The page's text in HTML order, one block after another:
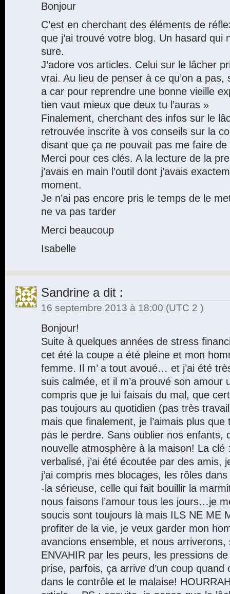
Bonjour
C’est en cherchant des éléments de
que j’ai trouvé votre blog. Un hasard qui
sure.
J’adore vos articles. Celui sur le lâcher
vrai. Au lieu de penser à ce qu’on a pas,
a car pour reprendre une bonne vieille
tien vaut mieux que deux tu l’auras »
Finalement, cherchant des infos sur le
retrouvée inscrite à vos conseils sur la
disant que ça ne pouvait pas me faire de
Merci pour ces clés. A la lecture de la
j’avais en main l’outil dont j’avais
moment.
Je n’ai pas encore pris le temps de le
ne va pas tarder
Merci beaucoup
Isabelle
Sandrine a dit :
16 septembre 2013 à 18:00 (UTC 2 )
Bonjour!
Suite à quelques années de stress
cet été la coupe a été pleine et mon
femme. Il m’ a tout avoué… et j’ai été
suis calmée, et il m’a prouvé son amour
compris que je lui faisais du mal, que
pas toujours au quotidien (pas très
mais que finalement, je l’aimais plus
pas le perdre. Sans oublier nos enfants,
nouvelle atmosphère à la maison! La clé
verbalisé, j’ai été écoutée par des amis,
j’ai compris mes blocages, les rôles
-la sérieuse, celle qui fait bouillir la
nous faisons l’amour tous les jours…je
soucis sont toujours là mais ILS NE ME
profiter de la vie, je veux garder mon
avancions ensemble, et nous arriverons,
ENVAHIR par les peurs, les pressions
prise, parfois, ça arrive d’un coup
dans le contrôle et le malaise!